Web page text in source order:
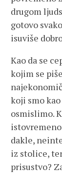
drugom
gotovo
isuviše
Kao da se
kojim se
koji smo
osmislimo.
dakle,
iz stolice,
prisustvo?